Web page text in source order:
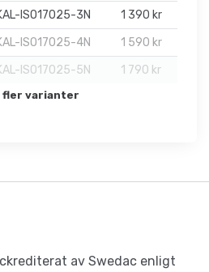
ISO17025-3N
1 390 kr
ISO17025-4N
1 590 kr
ISO17025-5N 1 790 kr
fler varianter
av Swedac enligt